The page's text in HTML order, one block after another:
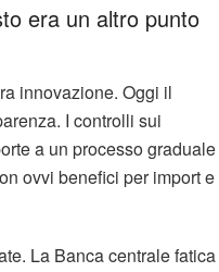
era un altro punto
innovazione. Oggi il
I controlli sui
a un processo graduale
ovvi benefici per import e
La Banca centrale fatica